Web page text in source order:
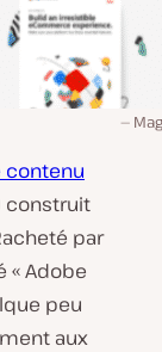
contenu
construit
par
« Adobe
peu
aux